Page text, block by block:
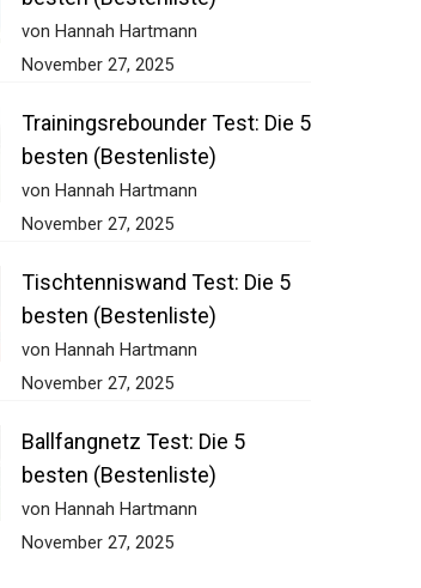
von Hannah Hartmann
November 27, 2025
Trainingsrebounder Test: Die
5 besten (Bestenliste)
von Hannah Hartmann
November 27, 2025
Tischtenniswand Test: Die 5
besten (Bestenliste)
von Hannah Hartmann
November 27, 2025
Ballfangnetz Test: Die 5
besten (Bestenliste)
von Hannah Hartmann
November 27, 2025